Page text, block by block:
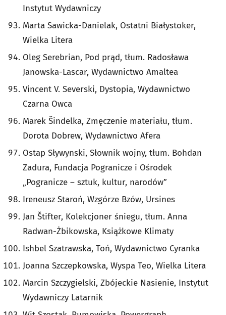
Instytut Wydawniczy
Marta Sawicka-Danielak, Ostatni Białystoker,
Wielka Litera
Oleg Serebrian, Pod prąd, tłum. Radosława
Janowska-Lascar, Wydawnictwo Amaltea
Vincent V. Severski, Dystopia, Wydawnictwo
Czarna Owca
Marek Šindelka, Zmęczenie materiału, tłum.
Dorota Dobrew, Wydawnictwo Afera
Ostap Sływynski, Słownik wojny, tłum. Bohdan
Zadura, Fundacja Pogranicze i Ośrodek
„Pogranicze – sztuk, kultur, narodów”
Ireneusz Staroń, Wzgórze Bzów, Ursines
Jan Štifter, Kolekcjoner śniegu, tłum. Anna
Radwan-Żbikowska, Książkowe Klimaty
Ishbel Szatrawska, Toń, Wydawnictwo Cyranka
Joanna Szczepkowska, Wyspa Teo, Wielka Litera
Marcin Szczygielski, Zbójeckie Nasienie, Instytut
Wydawniczy Latarnik